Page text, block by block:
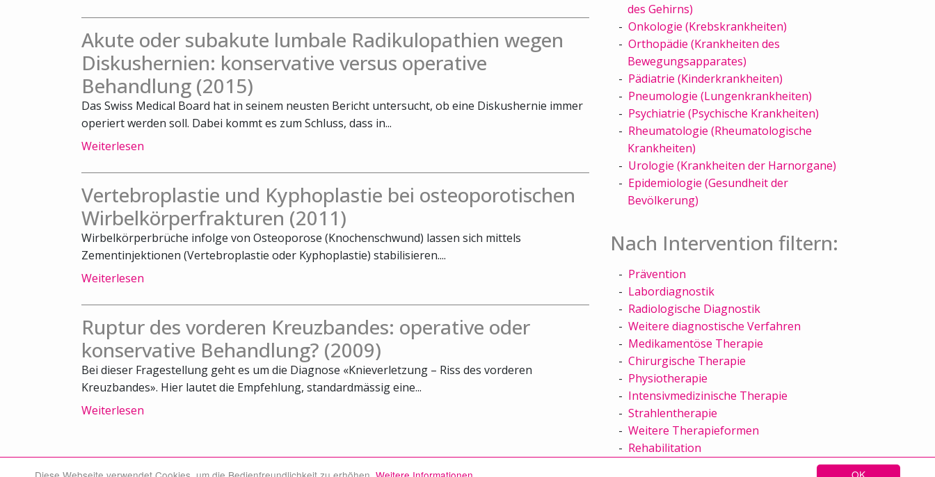
OK
Akute oder subakute lumbale Radikulopathien wegen
Diskushernien: konservative versus operative
Behandlung (2015)
Das Swiss Medical Board hat in seinem neusten Bericht untersucht, ob eine Diskushernie immer
operiert werden soll. Dabei kommt es zum Schluss, dass in...
Weiterlesen
Vertebroplastie und Kyphoplastie bei osteoporotischen
Wirbelkörperfrakturen (2011)
Wirbelkörperbrüche infolge von Osteoporose (Knochenschwund) lassen sich mittels
Zementinjektionen (Vertebroplastie oder Kyphoplastie) stabilisieren....
Weiterlesen
Ruptur des vorderen Kreuzbandes: operative oder
konservative Behandlung? (2009)
Bei dieser Fragestellung geht es um die Diagnose «Knieverletzung – Riss des vorderen
Kreuzbandes». Hier lautet die Empfehlung, standardmässig eine...
Weiterlesen
des Gehirns)
Onkologie (Krebskrankheiten)
Orthopädie (Krankheiten des
Bewegungsapparates)
Pädiatrie (Kinderkrankheiten)
Pneumologie (Lungenkrankheiten)
Psychiatrie (Psychische Krankheiten)
Rheumatologie (Rheumatologische
Krankheiten)
Urologie (Krankheiten der Harnorgane)
Epidemiologie (Gesundheit der
Bevölkerung)
Nach Intervention filtern:
Prävention
Labordiagnostik
Radiologische Diagnostik
Weitere diagnostische Verfahren
Medikamentöse Therapie
Chirurgische Therapie
Physiotherapie
Intensivmedizinische Therapie
Strahlentherapie
Weitere Therapieformen
Rehabilitation